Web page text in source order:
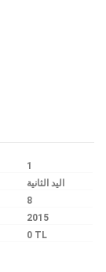
1
اليد الثانية
8
2015
0 TL